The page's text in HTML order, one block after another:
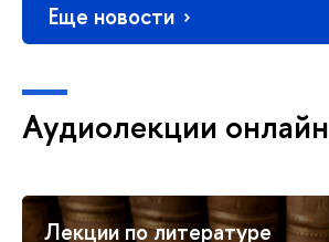
Еще новости
Аудиолекции онлайн
Лекции по литературе